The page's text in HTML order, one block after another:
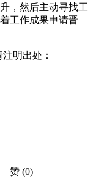
，然后主动寻找工
工作成果申请晋
明出处：
赞 (0)